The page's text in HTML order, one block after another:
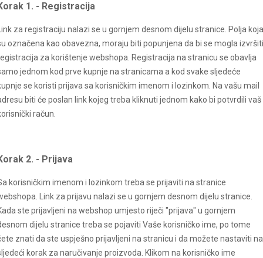
1. - Registracija
za registraciju nalazi se u gornjem desnom dijelu stranice. Polja koja
označena kao obavezna, moraju biti popunjena da bi se mogla izvršiti
za korištenje webshopa. Registracija na stranicu se obavlja
jednom kod prve kupnje na stranicama a kod svake sljedeće
se koristi prijava sa korisničkim imenom i lozinkom. Na vašu mail
biti će poslan link kojeg treba kliknuti jednom kako bi potvrdili vaš
račun.
2. - Prijava
korisničkim imenom i lozinkom treba se prijaviti na stranice
Link za prijavu nalazi se u gornjem desnom dijelu stranice.
ste prijavljeni na webshop umjesto riječi "prijava" u gornjem
dijelu stranice treba se pojaviti Vaše korisničko ime, po tome
znati da ste uspješno prijavljeni na stranicu i da možete nastaviti na
korak za naručivanje proizvoda. Klikom na korisničko ime